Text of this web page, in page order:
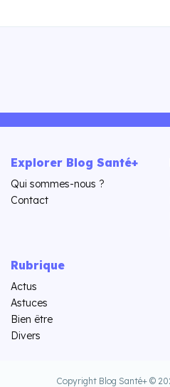
Explorer Blog Santé+
Qui sommes-nous ?
Contact
Rubrique
Actus
Astuces
Bien être
Divers
Copyright Blog Santé+ ©